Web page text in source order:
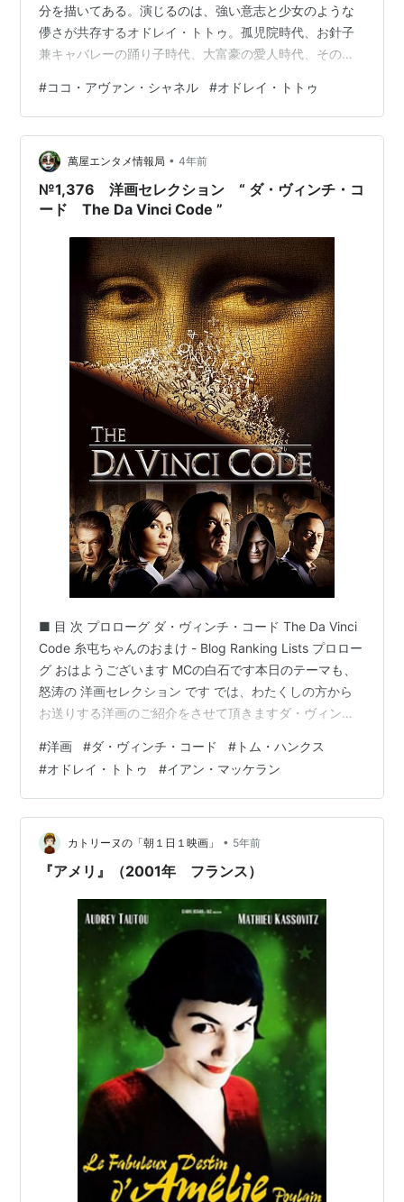
分を描いてある。演じるのは、強い意志と少女のような
儚さが共存するオドレイ・トトゥ。孤児院時代、お針子
兼キャバレーの踊り子時代、大富豪の愛人時代、その友
ドの成功まで。若かりし頃の魅力的で挑戦的なココ・シ
ャネルをたっぷりと楽しめる。 当時の女性の服装・・・
コルセットで締め付け、ゴテゴテとデコレーションした
パステル調のファッションを、まあ見事に「ぶった斬っ
て」いく。これは見ていてかなり爽快だ。だから「結
局、パトロンのおかげで店を出せたのかしらん？」と
#ココ・アヴァン・シャネル #オドレイ・トトゥ
萬屋エンタメ情報局 • 4年前
№1,376 洋画セレクション “ ダ・ヴィンチ・コ
ード The Da Vinci Code ”
■ 目 次 プロローグ ダ・ヴィンチ・コード The Da Vinci
Code 糸屯ちゃんのおまけ - Blog Ranking Lists プロロー
グ おはようございます MCの白石です本日のテーマも、
怒涛の 洋画セレクション です では、わたくしの方から
お送りする洋画のご紹介をさせて頂きますダ・ヴィン
楽しんでってくださいね (✿╹◡╹)bワープ！！. . . .
．．．．．..........................................き、きえるぅぅ
ぅ。。。(￣□￣ *)(￣□:;.:... (…
#洋画 #ダ・ヴィンチ・コード # トム・ハンクス
#オドレイ・トトゥ #イアン・マッケラン
カトリーヌの「朝１日１映画」 • 5年前
『アメリ』（2001年 フランス）